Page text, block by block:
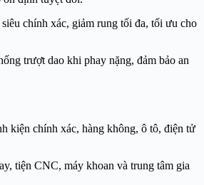
chính xác, giảm rung tối đa, tối ưu cho
trượt dao khi phay nặng, đảm bảo an
kiện chính xác, hàng không, ô tô, điện tử
tiện CNC, máy khoan và trung tâm gia